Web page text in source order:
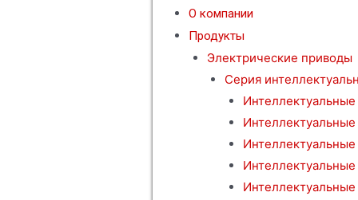
О компании
Продукты
Электрические приводы
Серия